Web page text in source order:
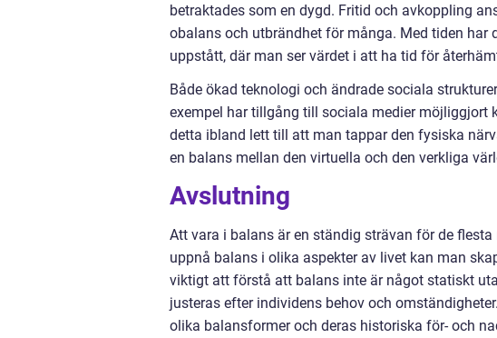
betraktades som en dygd. Fritid och avkoppling
obalans och utbrändhet för många. Med tiden
uppstått, där man ser värdet i att ha tid för
Både ökad teknologi och ändrade sociala
exempel har tillgång till sociala medier
detta ibland lett till att man tappar den fysiska
en balans mellan den virtuella och den verkliga
Avslutning
Att vara i balans är en ständig strävan för de
uppnå balans i olika aspekter av livet kan man
viktigt att förstå att balans inte är något statiskt
justeras efter individens behov och
olika balansformer och deras historiska för- och